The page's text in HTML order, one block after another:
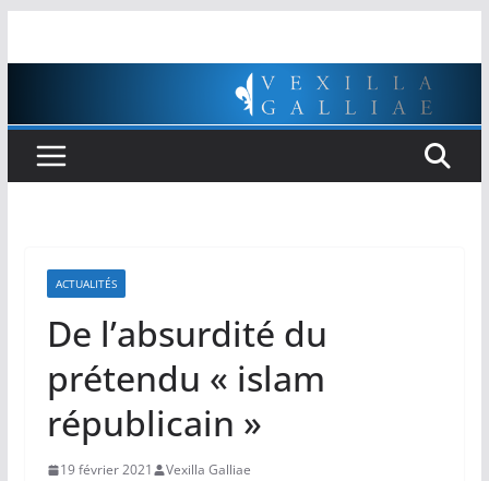
ACTUALITÉS
De l’absurdité du
prétendu « islam
républicain »
19 février 2021 Vexilla Galliae